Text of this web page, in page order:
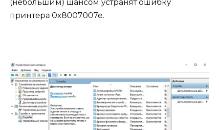
(небольшим) шансом устранят ошибку
принтера 0x8007007e.